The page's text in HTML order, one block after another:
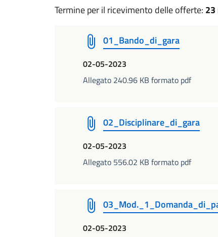
Termine per il ricevimento delle offerte:
01_Bando_di_gara
02-05-2023
Allegato 240.96 KB formato pdf
02_Disciplinare_di_gara
02-05-2023
Allegato 556.02 KB formato pdf
02-05-2023